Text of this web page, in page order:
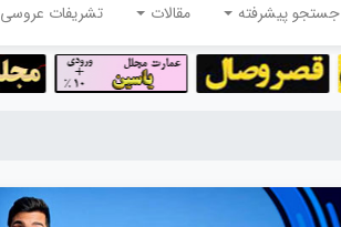
جستجو پیشرفته مقالات تشریفات عروسی